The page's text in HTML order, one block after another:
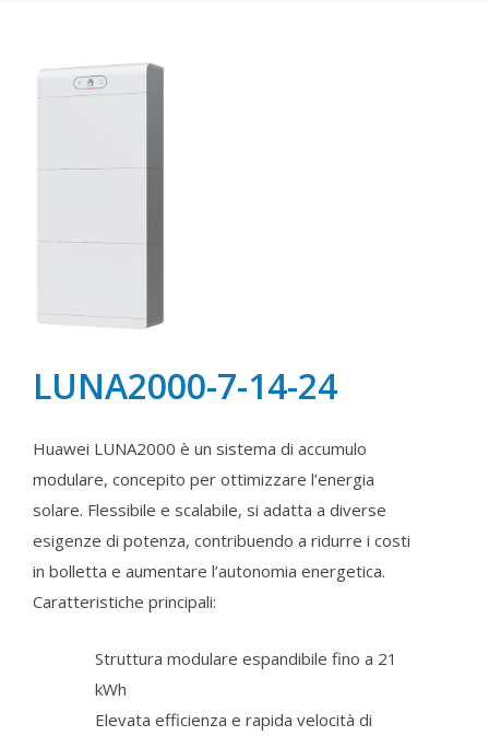
LUNA2000-7-14-24
Huawei LUNA2000 è un sistema di accumulo
modulare, concepito per ottimizzare l’energia
solare. Flessibile e scalabile, si adatta a diverse
esigenze di potenza, contribuendo a ridurre i costi
in bolletta e aumentare l’autonomia energetica.
Caratteristiche principali:
Struttura modulare espandibile fino a 21
kWh
Elevata efficienza e rapida velocità di